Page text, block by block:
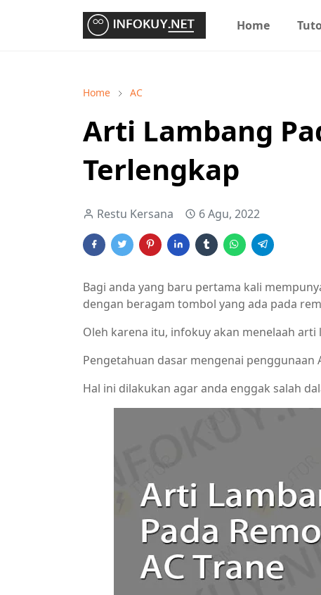
Home
Home AC
Arti Lambang
Terlengkap
Restu Kersana 6 Agu, 2022
Bagi anda yang baru pertama kali
dengan beragam tombol yang ada pada
Oleh karena itu, infokuy akan menelaah
Pengetahuan dasar mengenai penggunaan
Hal ini dilakukan agar anda enggak salah